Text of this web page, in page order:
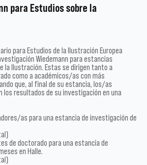
para Estudios sobre la
para Estudios de la Ilustración Europea
Wiedemann para estancias
la Ilustración. Estas se dirigen tanto a
como a académicos/as con más
que, al final de su estancia, los/as
resultados de su investigación en una
as para una estancia de investigación de
de doctorado para una estancia de
en Halle.